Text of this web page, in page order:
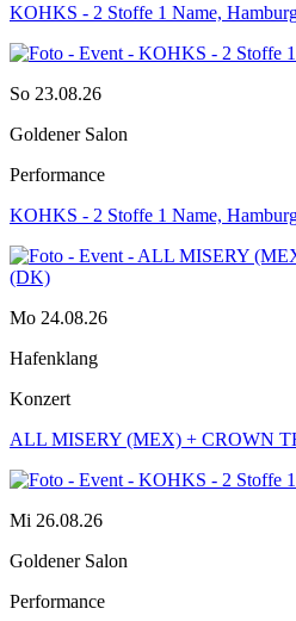
KOHKS - 2 Stoffe 1 Name,
So 23.08.26
Goldener Salon
Performance
KOHKS - 2 Stoffe 1 Name,
Mo 24.08.26
Hafenklang
Konzert
ALL MISERY (MEX) + CROWN
Mi 26.08.26
Goldener Salon
Performance